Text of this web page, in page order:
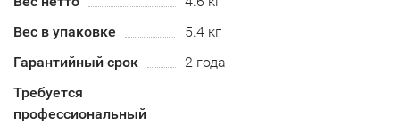
Вес в упаковке
5.4 кг
Гарантийный срок
2 года
Требуется
профессиональный